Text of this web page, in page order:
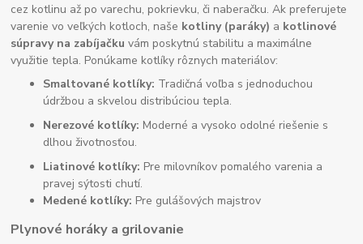
cez kotlinu až po varechu, pokrievku, či naberačku. Ak preferujete
varenie vo veľkých kotloch, naše kotliny (paráky) a kotlinové
súpravy na zabíjačku vám poskytnú stabilitu a maximálne
využitie tepla. Ponúkame kotlíky rôznych materiálov:
Smaltované kotlíky: Tradičná voľba s jednoduchou
údržbou a skvelou distribúciou tepla.
Nerezové kotlíky: Moderné a vysoko odolné riešenie s
dlhou životnosťou.
Liatinové kotlíky: Pre milovníkov pomalého varenia a
pravej sýtosti chutí.
Medené kotlíky: Pre gulášových majstrov
Plynové horáky a grilovanie